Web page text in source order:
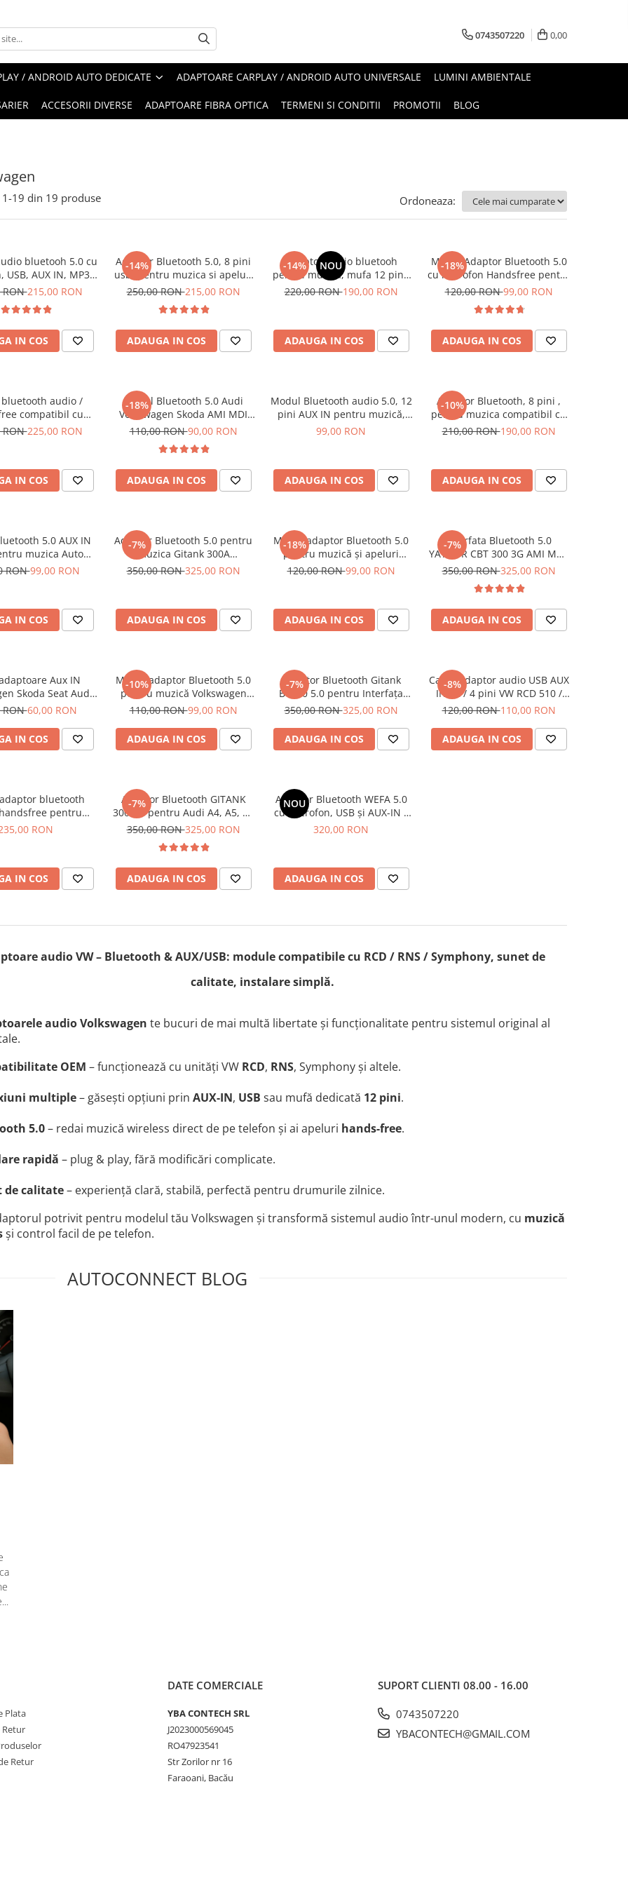
0743507220 0,00
/ ANDROID AUTO DEDICATE ADAPTOARE CARPLAY / ANDROID AUTO UNIVERSALE LUMINI AMBIENTALE
ACCESORII DIVERSE ADAPTOARE FIBRA OPTICA TERMENI SI CONDITII PROMOTII BLOG
1-19 din 19 produse Ordoneaza:
bluetooh 5.0 cu
USB, AUX IN, MP3,
negru, plug and
Seat, sunet de
CD, 12V DC
RON215,00 RON
IN COS
-14%
Adaptor Bluetooth 5.0, 8 pini
usb, pentru muzica si apeluri
telefonice Skoda Volkswagen
250,00 RON215,00 RON
ADAUGA IN COS
-14% NOU
Adaptor audio bluetooh
pentru muzica, mufa 12 pini,
negru, plug and play,
CD, 12V DC
220,00 RON190,00 RON
ADAUGA IN COS
-18%
Modul Adaptor Bluetooth 5.0
cu microfon Handsfree pentru
muzica MP3, apeluri
Skoda, Seat, 12 Pini, 12 V DC
microfon 5 M AUX IN
120,00 RON99,00 RON
ADAUGA IN COS
bluetooth audio /
compatibil cu
Audi, Skoda,
RON225,00 RON
IN COS
-18%
Modul Bluetooth 5.0 Audi
Volkswagen Skoda AMI MDI
MMI 3G A1 A3 A4 A5 A6 A8 Q3
A8L 2010+
110,00 RON90,00 RON
ADAUGA IN COS
Modul Bluetooth audio 5.0, 12
pini AUX IN pentru muzică,
compatibil cu VW, Audi,
Bolero, Concert
99,00 RON
ADAUGA IN COS
-10%
Adaptor Bluetooth, 8 pini ,
pentru muzica compatibil cu
Skoda Volkswagen Audi Seat,
210,00 RON190,00 RON
ADAUGA IN COS
5.0 AUX IN
muzica Auto
Negru, Plug and
RON99,00 RON
IN COS
-7%
Adaptor Bluetooth 5.0 pentru
muzica Gitank 300A
compatibil cu Audi,
350,00 RON325,00 RON
ADAUGA IN COS
-18%
Modul adaptor Bluetooth 5.0
pentru muzică și apeluri
telefonice Volkswagen RCD
120,00 RON99,00 RON
ADAUGA IN COS
-7%
Interfata Bluetooth 5.0
YATOUR CBT 300 3G AMI MMI
MDI Negru Volkswagen Audi
MMI in torpedou sau cotiera
350,00 RON325,00 RON
ADAUGA IN COS
Aux IN
Skoda Seat Audi
Benz MMI 3G / MMI
RON60,00 RON
IN COS
-10%
Modul adaptor Bluetooth 5.0
pentru muzică Volkswagen
RCD 300 / RCD 300 MP3, AUX
110,00 RON99,00 RON
ADAUGA IN COS
-7%
Adaptor Bluetooth Gitank
BT100 5.0 pentru Interfața
Muzicală iPod/iPhone cu
Volkswagen, Mercedes-Benz,
BMW CIC și Motociclete (Cablu
350,00 RON325,00 RON
ADAUGA IN COS
-8%
Cablu adaptor audio USB AUX
IN 12 / 4 pini VW RCD 510 /
310 / 300 / 315 compatibil cu
120,00 RON110,00 RON
ADAUGA IN COS
bluetooth
pentru
Audi, Skoda, Seat
RON
IN COS
-7%
Adaptor Bluetooth GITANK
300 2G pentru Audi A4, A5, A6
A8, Q7 (2006–2009) cu
350,00 RON325,00 RON
ADAUGA IN COS
NOU
Adaptor Bluetooth WEFA 5.0
cu Microfon, USB și AUX-IN –
Volkswagen, Skoda, Audi,
320,00 RON
ADAUGA IN COS
audio VW – Bluetooth & AUX/USB: module compatibile cu RCD / RNS / Symphony, sunet de
calitate, instalare simplă.
audio Volkswagen te bucuri de mai multă libertate și funcționalitate pentru sistemul original al
OEM – funcționează cu unități VW RCD, RNS, Symphony și altele.
multiple– găsești opțiuni prin AUX-IN, USB sau mufă dedicată 12 pini.
5.0– redai muzică wireless direct de pe telefon și ai apeluri hands-free.
rapidă – plug & play, fără modificări complicate.
de calitate– experiență clară, stabilă, perfectă pentru drumurile zilnice.
potrivit pentru modelul tău Volkswagen și transformă sistemul audio într-unul modern, cu muzică
și control facil de pe telefon.
AUTOCONNECT BLOG
Plata
Retur
Retur
DATE COMERCIALE
YBA CONTECH SRL
J2023000569045
RO47923541
Str Zorilor nr 16
Faraoani, Bacău
SUPORT CLIENTI 08.00 - 16.00
0743507220
YBACONTECH@GMAIL.COM